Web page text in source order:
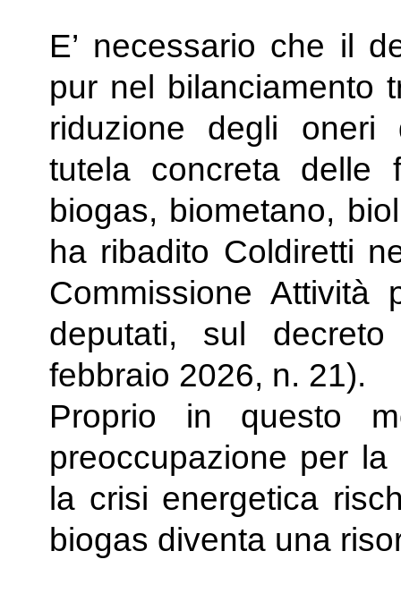
E’ necessario che il
pur nel bilanciamento
riduzione degli oneri
tutela concreta delle
biogas, biometano,
ha ribadito Coldiretti
Commissione Attività
deputati, sul
febbraio 2026, n. 21).
Proprio in questo
preoccupazione per
la crisi energetica
biogas diventa una